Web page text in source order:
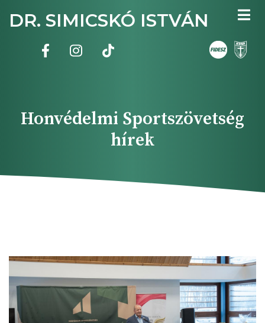
tartalomra
DR. SIMICSKÓ ISTVÁN
Honvédelmi Sportszövetség
hírek